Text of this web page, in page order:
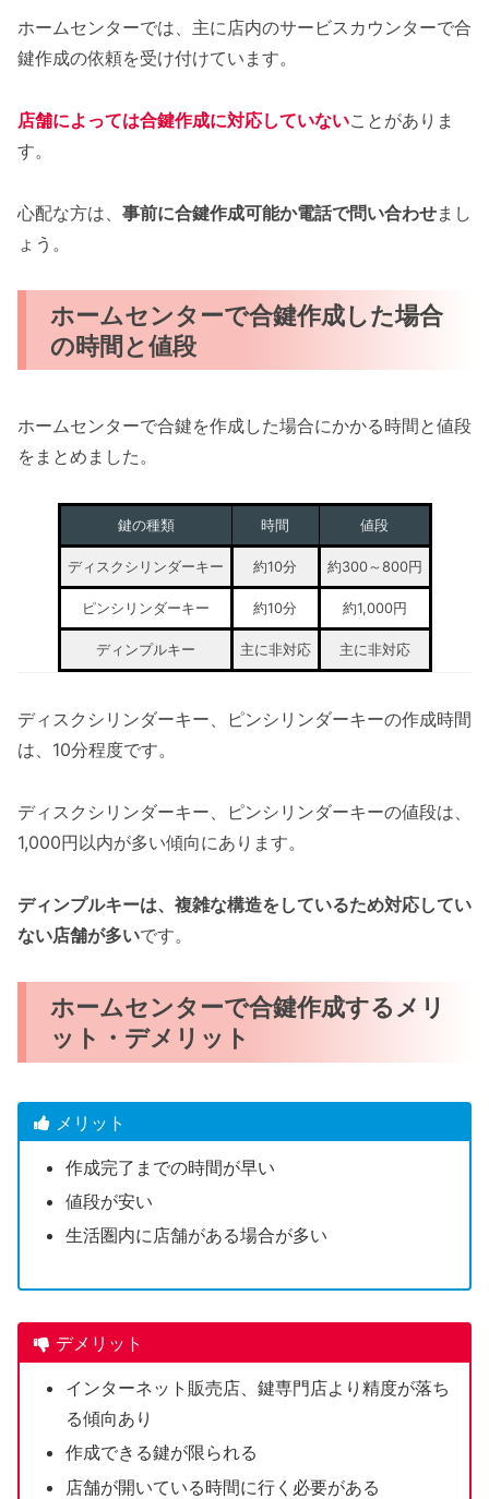
ホームセンターでは、主に店内のサービスカウンターで合
鍵作成の依頼を受け付けています。
店舗によっては合鍵作成に対応していないことがありま
す。
心配な方は、 事前に合鍵作成可能か電話で問い合わせまし
ょう。
ホームセンターで合鍵作成した場合
の時間と値段
ホームセンターで合鍵を作成した場合にかかる時間と値段
をまとめました。
鍵の種類 時間 値段
ディスクシリンダーキー 約10分 約300～800円
ピンシリンダーキー 約10分 約1,000円
ディンプルキー 主に非対応 主に非対応
ディスクシリンダーキー、ピンシリンダーキーの作成時間
は、10分程度です。
ディスクシリンダーキー、ピンシリンダーキーの値段は、
1,000円以内が多い傾向にあります。
ディンプルキーは、複雑な構造をしているため対応してい
ない店舗が多いです。
ホームセンターで合鍵作成するメリ
ット・デメリット
メリット
作成完了までの時間が早い
値段が安い
生活圏内に店舗がある場合が多い
デメリット
インターネット販売店、鍵専門店より精度が落ち
る傾向あり
作成できる鍵が限られる
店舗が開いている時間に行く必要がある